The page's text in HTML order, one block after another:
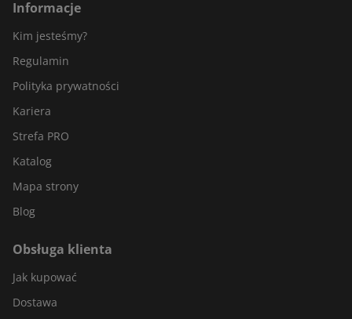
Informacje
Kim jesteśmy?
Regulamin
Polityka prywatności
Kariera
Strefa PRO
Katalog
Mapa strony
Blog
Obsługa klienta
Jak kupować
Dostawa